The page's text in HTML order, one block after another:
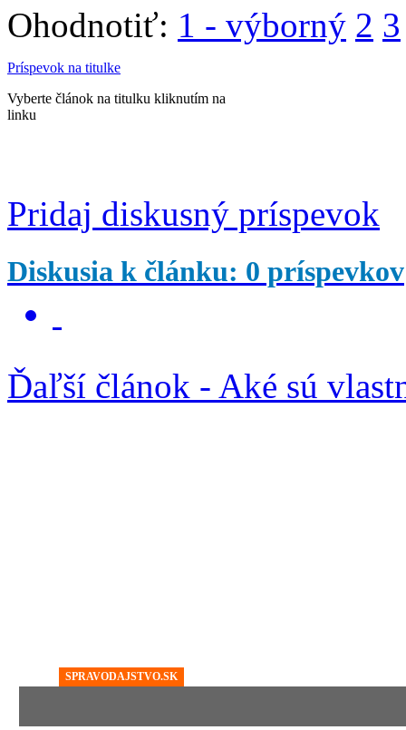
Ohodnotiť: 1 - výborný 2 3
Príspevok na titulke
Vyberte článok na titulku kliknutím na
linku
Pridaj diskusný príspevok
Diskusia k článku: 0 príspevkov
Ďaľší článok - Aké sú